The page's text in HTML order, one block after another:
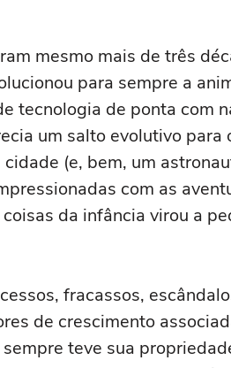
mesmo mais de três
para sempre a
tecnologia de ponta com
um salto evolutivo para
(e, bem, um
com as
da infância virou a
fracassos,
de crescimento
teve sua